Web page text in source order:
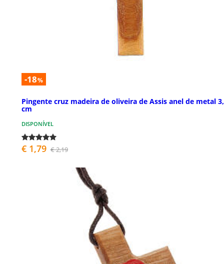
-18%
Pingente cruz madeira de oliveira de Assis anel de metal
cm
DISPONÍVEL
€ 1,79 € 2,19